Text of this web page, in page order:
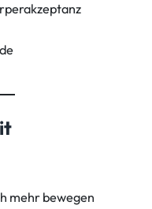
mehr bewegen